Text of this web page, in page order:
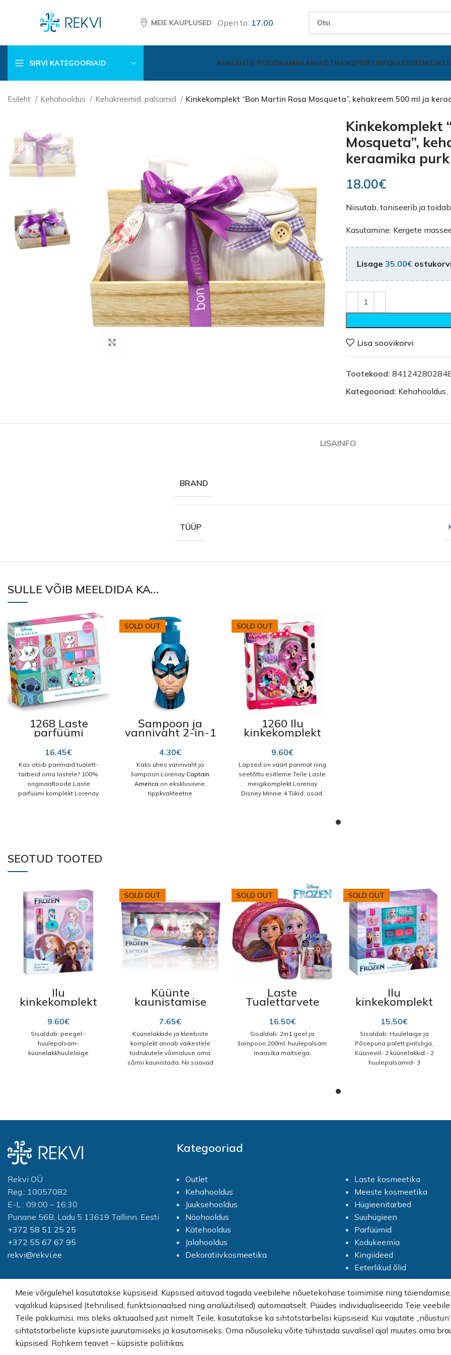
MEIE KAUPLUSED Open to: 17.00
SIRVI KATEGOORIAID AVALEHTE-POODKAMPAANIADTRANSPORTINFOUUDISED
Esileht Kehahooldus Kehakreemid, palsamid Kinkekomplekt “Bon Martin Rosa Mosqueta”, kehakreem 500 ml ja
Kinkekomplekt
Mosqueta”,
keraamika purk
18.00€
Niisutab, toniseerib ja
Kasutamine: Kergete
Lisage 35.00€
Lisa soovikorvi
Tootekood:
Kategooriad: Kehahooldus,
LISAINFO
BRAND
TÜÜP
SULLE VÕIB MEELDIDA KA…
1268 Laste
parfüümi
komplekt
“Disney Classic”
16.45€
Kas otsib parimaid tualett-
tarbeid oma lastele? 100%
originaaltoode Laste
parfüümi komplekt Lorenay
Küüneviil
Laste meigikomplekt
Perfume Infantil 20 ml
SOLD OUT
Šampoon ja
vannivaht 2-in-1
America” 300 ml
4.30€
Kaks ühes vannivaht ja
šampoon LorenayCaptain
America on eksklusiivne,
tippkvaliteetne
maha veega. Vältige
sattumist silma. Silma
sattumisel pesta rohke
veega.
SOLD OUT
1260 Ilu
kinkekomplekt
“Minnie”
9.60€
Lapsed on väärt parimat ning
seetõttu esitleme Teile Laste
meigikomplekt Lorenay
Disney Minnie 4 Tükid, osad,
Huuleläige
Peegel
Küünelakk
SEOTUD TOOTED
Ilu
kinkekomplekt
“Frozen II Beauty
REF. 1699”
9.60€
Sisaldab: peegel -
huulepalsam-
küünelakkhuulelaige
SOLD OUT
Küünte
kaunistamise
“FROZEN REF.
1697”
7.65€
Küünelakkide ja kleebiste
komplekt annab väikestele
tüdrukutele võimaluse oma
sõrmi kaunistada. Nii saavad
SOLD OUT
Laste
Tualettarvete
“Frozen”
16.50€
Sisaldab: 2in1 geel ja
šampoon 200ml, huulepalsam
maasika maitsega.
SOLD OUT
Ilu
kinkekomplekt
“Frozen II
Beauty” REF.
1698
15.50€
Sisaldab: Huulelaige ja
Põsepuna palett pintsliga,
Küüneviil- 2 küünelakkid - 2
huulepalsamid- 3
Rekvi OÜ
Reg.: 10057082
E-L : 09:00 – 16:30
Punane 56B, Ladu 5 13619 Tallinn, Eesti
+372 58 51 25 25
+372 55 67 67 95
rekvi@rekvi.ee
Kategooriad
Outlet
Kehahooldus
Juuksehooldus
Näohooldus
Kätehooldus
Jalahooldus
Dekoratiivkosmeetika
Laste kosmeetika
Meeste kosmeetika
Hügieenitarbed
Suuhügieen
Parfüümid
Kodukeemia
Kingiideed
Eeterlikud õlid
© Rekvi.ee
Created by -Webber OU
Meie võrgulehel kasutatakse küpsiseid. Küpsised aitavad tagada veebilehe nõuetekohase toimimise ning
vajalikud küpsised (tehnilised, funktsionaalsed ning analüütilised) automaatselt. Püüdes individualiseerida Teie
Teile pakkumisi, mis oleks aktuaalsed just nimelt Teile, kasutatakse ka sihtotstarbelisi küpsiseid. Kui vajutate
sihtotstarbeliste küpsiste juurutamiseks ja kasutamiseks. Oma nõusoleku võite tühistada suvalisel ajal muutes oma
küpsised. Rohkem teavet – küpsiste poliitikas